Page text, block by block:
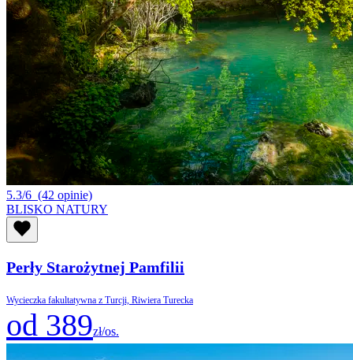
5.3/6 (42 opinie)
BLISKO NATURY
Perły Starożytnej Pamfilii
Wycieczka fakultatywna z Turcji, Riwiera Turecka
od 389zł/os.